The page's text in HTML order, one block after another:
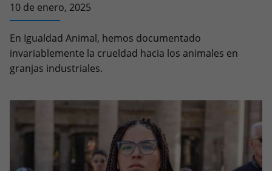
10 de enero, 2025
En Igualdad Animal, hemos documentado
invariablemente la crueldad hacia los animales en
granjas industriales.